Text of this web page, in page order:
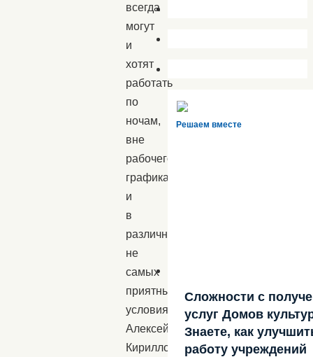
всегда
могут
и
хотят
работать
по
ночам,
вне
рабочего
графика,
и
в
различных,
не
самых
приятных
условиях».
Алексей
Кириллов
Решаем вместе
Сложности с
услуг Домов
Знаете, как
работу учреждений